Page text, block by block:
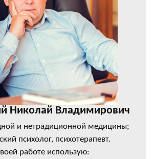
Николай Владимирович
и нетрадиционной медицины;
психолог, психотерапевт.
работе использую: